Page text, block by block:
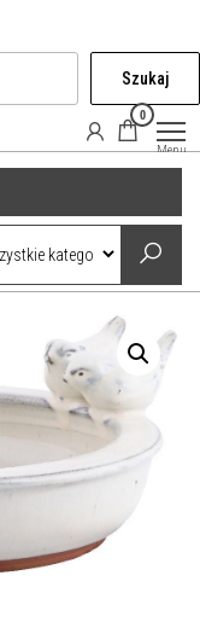
Szukaj
0
Menu